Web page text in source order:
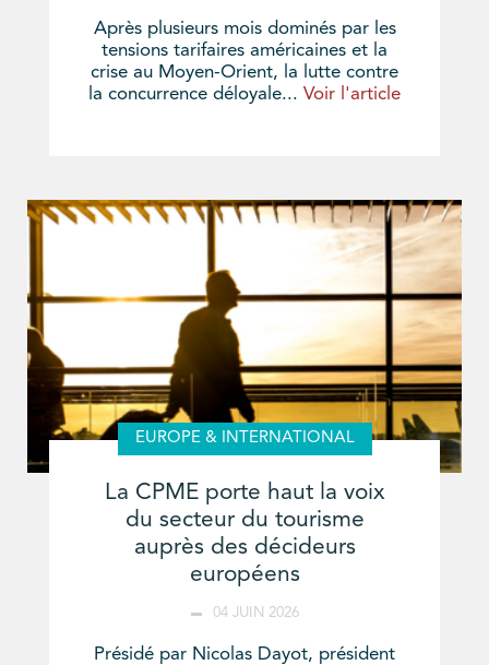
Après plusieurs mois dominés par les
tensions tarifaires américaines et la
crise au Moyen-Orient, la lutte contre
la concurrence déloyale... Voir l'article
EUROPE & INTERNATIONAL
La CPME porte haut la voix
du secteur du tourisme
auprès des décideurs
européens
04 JUIN 2026
Présidé par Nicolas Dayot, président